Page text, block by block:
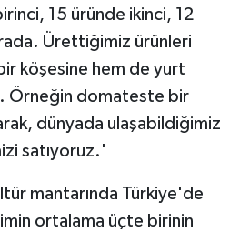
15 üründe ikinci, 12
Ürettiğimiz ürünleri
köşesine hem de yurt
Örneğin domateste bir
dünyada ulaşabildiğimiz
satıyoruz.'
mantarında Türkiye'de
ortalama üçte birinin